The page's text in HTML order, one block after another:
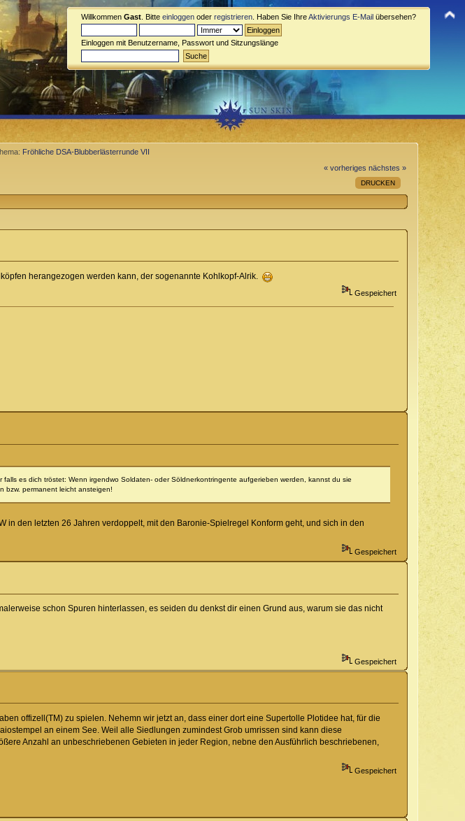
Willkommen Gast . Bitte einloggen oder registrieren . Haben Sie IhreAktivierungs E-Mail übersehen?
Einloggen mit Benutzername, Passwort und Sitzungslänge
Fröhliche DSA-Blubberlästerrunde VII
« vorheriges nächstes »
DRUCKEN
herangezogen werden kann, der sogenannte Kohlkopf-Alrik.
Gespeichert
es dich tröstet: Wenn irgendwo Soldaten- oder Söldnerkontringente aufgerieben werden, kannst du sie
bzw. permanent leicht ansteigen!
in den letzten 26 Jahren verdoppelt, mit den Baronie-Spielregel Konform geht, und sich in den
Gespeichert
schon Spuren hinterlassen, es seiden du denkst dir einen Grund aus, warum sie das nicht
Gespeichert
offizell(TM) zu spielen. Nehemn wir jetzt an, dass einer dort eine Supertolle Plotidee hat, für die
an einem See. Weil alle Siedlungen zumindest Grob umrissen sind kann diese
Anzahl an unbeschriebenen Gebieten in jeder Region, nebne den Ausführlich beschriebenen,
Gespeichert